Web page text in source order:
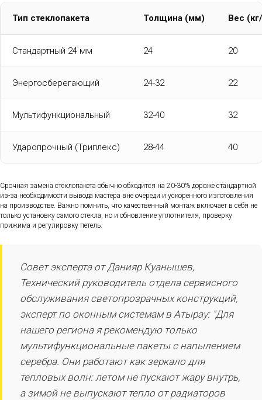
Тип стеклопакета Толщина (мм) Вес
Стандартный 24 мм 24 20
Энергосберегающий 24-32 22
Мультифункциональный 32-40 32
Ударопрочный (Триплекс) 28-44 40
Срочная замена стеклопакета обычно обходится на 20-30% дороже стандартной
из-за необходимости вывода мастера вне очереди и ускоренного изготовления
на производстве. Важно помнить, что качественный монтаж включает в себя не
только установку самого стекла, но и обновление уплотнителя, проверку
прижима и регулировку петель.
Совет эксперта от Данияр Куанышев,
Технический руководитель отдела сервисного
обслуживания светопрозрачных конструкций,
эксперт по оконным системам в Атырау: "Для
нашего региона я рекомендую только
мультифункциональные пакеты с напылением
серебра. Они работают как зеркало для
тепловых волн: летом не пускают жару внутрь,
а зимой не выпускают тепло от радиаторов